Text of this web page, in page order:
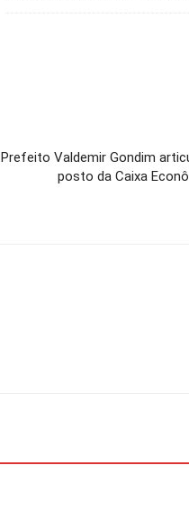
Prefeito Valdemir Gondim
posto da Caixa